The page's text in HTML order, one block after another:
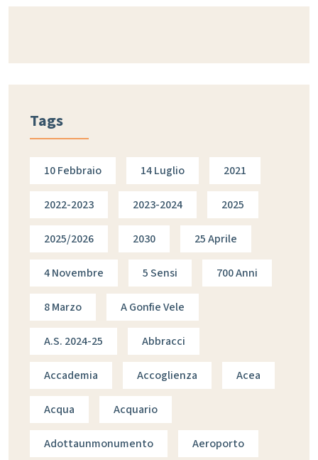
Tags
10 Febbraio 14 Luglio 2021
2022-2023 2023-2024 2025
2025/2026 2030 25 Aprile
4 Novembre 5 Sensi 700 Anni
8 Marzo A Gonfie Vele
A.s. 2024-25 Abbracci
Accademia Accoglienza Acea
Acqua Acquario
Adottaunmonumento Aeroporto